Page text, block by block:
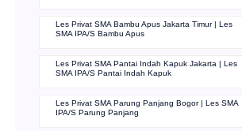
Les Privat SMA Bambu Apus Jakarta Timur | Les
SMA IPA/S Bambu Apus
Les Privat SMA Pantai Indah Kapuk Jakarta | Les
SMA IPA/S Pantai Indah Kapuk
Les Privat SMA Parung Panjang Bogor | Les SMA
IPA/S Parung Panjang